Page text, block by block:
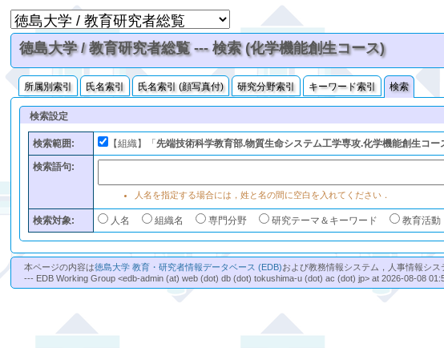
徳島大学 / 教育研究者総覧 --- 検索 (化学機能創生コース)
所属別索引 氏名索引 氏名索引 (顔写真付) 研究分野索引 キーワード索引 検索
検索設定
検索範囲: 【組織】「先端技術科学教育部.物質生命システム工学専攻.化学機能創生コー
検索語句:
人名を指定する場合には，姓と名の間に空白を入れてください．
検索対象: 人名 組織名 専門分野 研究テーマ＆キーワード 教育活動
本ページの内容は徳島大学 教育・研究者情報データベース (EDB)および教務情報システム，人事情報シ
--- EDB Working Group <edb-admin (at) web (dot) db (dot) tokushima-u (dot) ac (dot) jp> at 2026-08-08